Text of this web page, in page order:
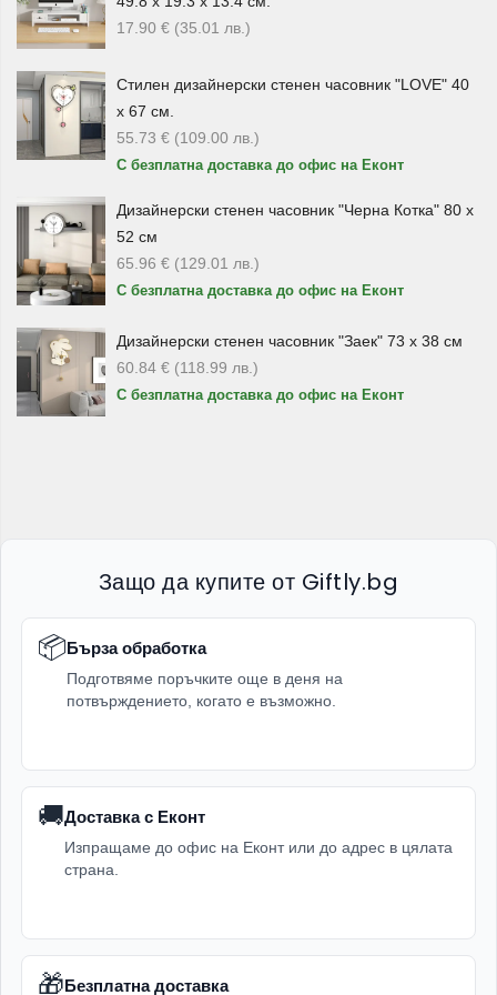
За подаръци, които изискват индивидуално оформяне,
панделки и декоративни ленти. В категорията
присъстват холографни хартии с различни мотиви,
панделки за декорация и опаковъчни ленти.
Тези аксесоари са подходящи за допълване на
подаръчна кутия, торбичка или самостоятелно опакован
подарък. С тях можете да добавите повече цвят, блясък
и индивидуален акцент към опаковката.
Опаковки за празници и специални
моменти
Подаръчните опаковки
са подходящи за различни
Ако подготвяте повече подаръци, комплектите
подаръчни торбички и кутии са практично решение. Те
улесняват опаковането и помагат всички подаръци да
изглеждат подредени и съобразени с повода.
и опаковки
Бързо и удобно опаковане
различни поводи.
Разнообразие от продукти
Подходящи за малки и по-специални подаръци
според размера и вида на конкретния продукт.
17.90 € (35.01 лв. )
Стилен дизайнерски стенен часовник "LOVE" 40
х 67 см.
55.73 € (109.00 лв.)
С безплатна доставка до офис на Еконт
Дизайнерски стенен часовник "Черна Котка" 80 х
52 см
65.96 € (129.01 лв.)
С безплатна доставка до офис на Еконт
Дизайнерски стенен часовник "Заек" 73 х 38 см
60.84 € (118.99 лв. )
С безплатна доставка до офис на Еконт
Защо да купите от Giftly.bg
📦Бърза обработка
Подготвяме поръчките още в деня на
потвърждението, когато е възможно.
🚚Доставка с Еконт
Изпращаме до офис на Еконт или до адрес в цялата
страна.
🎁Безплатна доставка